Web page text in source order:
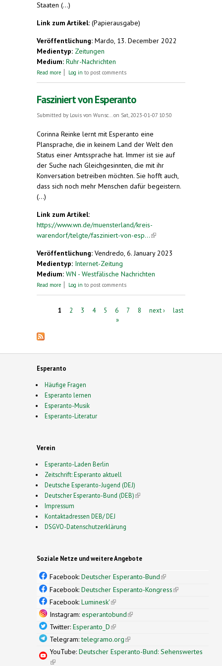
Staaten (...)
Link zum Artikel: (Papierausgabe)
Veröffentlichung: Mardo, 13. December 2022
Medientyp: Zeitungen
Medium: Ruhr-Nachrichten
Read more about Zu unserem Artikel " Russisch lernen trotz
Log in to post comments
Fasziniert von Esperanto
Submitted by Louis von Wunsc...on Sat, 2023-01-07 10:50
Corinna Reinke lernt mit Esperanto eine
Plansprache, die in keinem Land der Welt den
Status einer Amtssprache hat. Immer ist sie auf
der Suche nach Gleichgesinnten, die mit ihr
Konversation betreiben möchten. Sie hofft auch,
dass sich noch mehr Menschen dafür begeistern.
(...)
Link zum Artikel:
https://www.wn.de/muensterland/kreis-
warendorf/telgte/fasziniert-von-esp...(link is
Veröffentlichung: Vendredo, 6. January 2023
Medientyp: Internet-Zeitung
Medium: WN - Westfälische Nachrichten
Read more about Fasziniert von Esperanto
Log in to post comments
Pages
1 2 3 4 5 6 7 8 next ›
last
»
Esperanto
Häufige Fragen
Esperanto lernen
Esperanto-Musik
Esperanto-Literatur
Verein
Esperanto-Laden Berlin
Zeitschrift: Esperanto aktuell
Deutsche Esperanto-Jugend (DEJ)
Deutscher Esperanto-Bund (DEB)(link is external)
Impressum
Kontaktadressen DEB/ DEJ
DSGVO-Datenschutzerklärung
Soziale Netze und weitere Angebote
Facebook: Deutscher Esperanto-Bund(link is
external)
Facebook: Deutscher Esperanto-Kongress(link is
Facebook: Luminesk'(link is external)
Instagram: esperantobund(link is external)
Twitter: Esperanto_D(link is external)
Telegram:telegramo.org(link is external)
YouTube: Deutscher Esperanto-Bund: Sehenswertes
(link is external)